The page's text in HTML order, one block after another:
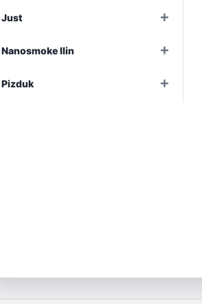
Just +
Nanosmoke Ilin +
Pizduk +